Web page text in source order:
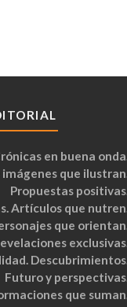
en buena onda.
imágenes que ilustran.
Propuestas positivas.
Artículos que nutren.
que orientan.
exclusivas.
Descubrimientos.
Futuro y perspectivas.
que suman.